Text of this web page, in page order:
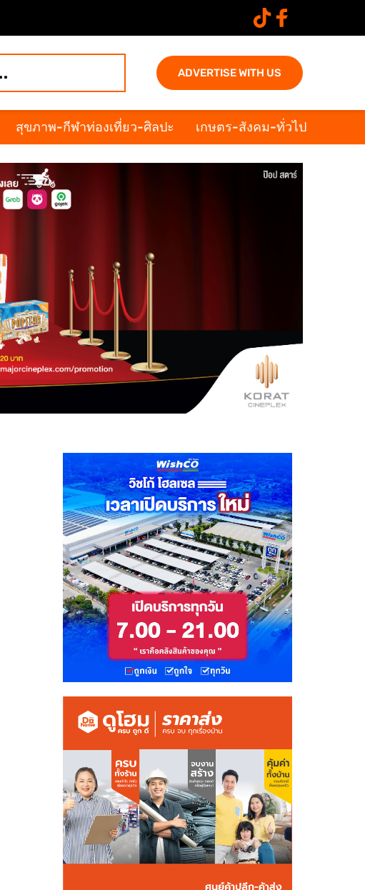
ADVERTISE WITH US
สุขภาพ-กีฬาท่องเที่ยว-ศิลปะ เกษตร-สังคม-ทั่วไป